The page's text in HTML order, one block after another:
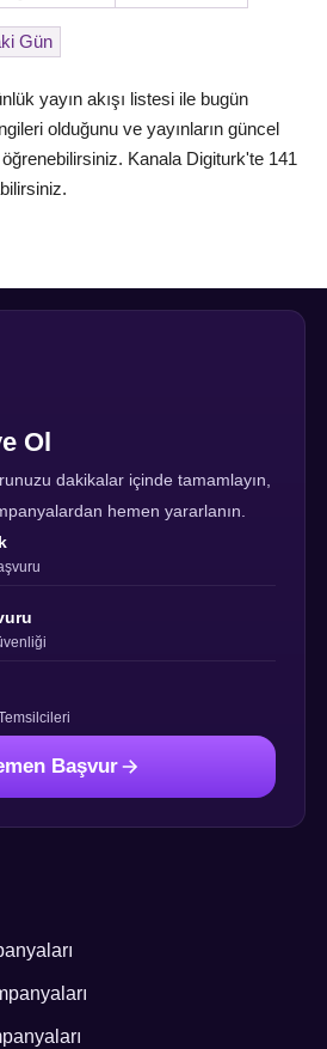
yayın akışı listesi ile bugün
olduğunu ve yayınların güncel
öğrenebilirsiniz. Kanala Digiturk'te 141
Ol
dakikalar içinde tamamlayın,
hemen yararlanın.
Başvur